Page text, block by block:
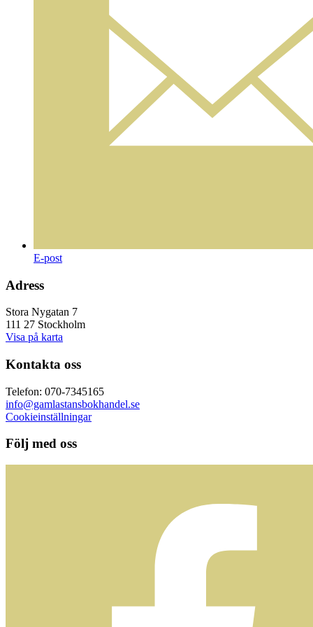
E-post
Adress
Stora Nygatan 7
111 27 Stockholm
Visa på karta
Kontakta oss
Telefon: 070-7345165
info@gamlastansbokhandel.se
Cookieinställningar
Följ med oss